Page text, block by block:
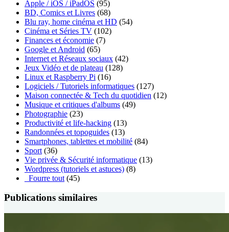
Apple / iOS / iPadOS (95)
BD, Comics et Livres (68)
Blu ray, home cinéma et HD (54)
Cinéma et Séries TV (102)
Finances et économie (7)
Google et Android (65)
Internet et Réseaux sociaux (42)
Jeux Vidéo et de plateau (128)
Linux et Raspberry Pi (16)
Logiciels / Tutoriels informatiques (127)
Maison connectée & Tech du quotidien (12)
Musique et critiques d'albums (49)
Photographie (23)
Productivité et life-hacking (13)
Randonnées et topoguides (13)
Smartphones, tablettes et mobilité (84)
Sport (36)
Vie privée & Sécurité informatique (13)
Wordpress (tutoriels et astuces) (8)
_Fourre tout (45)
Publications similaires